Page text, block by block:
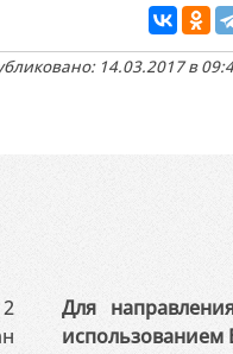
14.03.2017 в
Для
использованием